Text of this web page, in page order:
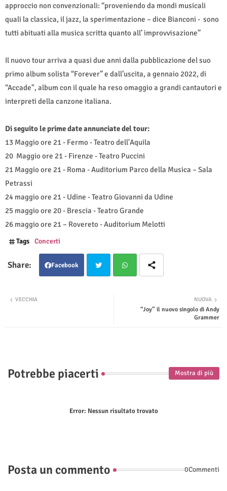
approccio non convenzionali: “proveniendo da mondi musicali
quali la classica, il jazz, la sperimentazione – dice Bianconi - sono
tutti abituati alla musica scritta quanto all’ improvvisazione”
Il nuovo tour arriva a quasi due anni dalla pubblicazione del suo
primo album solista “Forever” e dall’uscita, a gennaio 2022, di
“Accade", album con il quale ha reso omaggio a grandi cantautori e
interpreti della canzone italiana.
Di seguito le prime date annunciate del tour:
13 Maggio ore 21 - Fermo - Teatro dell'Aquila
20 Maggio ore 21 - Firenze - Teatro Puccini
21 Maggio ore 21 - Roma - Auditorium Parco della Musica – Sala
Petrassi
24 maggio ore 21 - Udine - Teatro Giovanni da Udine
25 maggio ore 20 - Brescia - Teatro Grande
26 maggio ore 21 – Rovereto - Auditorium Melotti
Tags Concerti
Facebook
NUOVA
“Joy” il nuovo singolo di Andy
Grammer
VECCHIA
Potrebbe piacerti Mostra di più
Error: Nessun risultato trovato
Posta un commento 0Commenti